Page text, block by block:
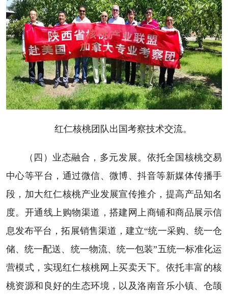
红仁核桃团队出国考察技术交流。
（四）业态融合，多元发展。依托全国核桃交易
中心等平台，通过微信、微博、抖音等新媒体传播手
段，加大红仁核桃产业发展宣传推介，提高产品知名
度。开通线上购物渠道，搭建网上商铺和商品展示信
息发布平台，拓展销售渠道，建立“统一采购、统一仓
储、统一配送、统一物流、统一包装”五统一标准化运
营模式，实现红仁核桃网上买卖天下。依托丰富的核
桃资源和良好的生态环境，以及洛南音乐小镇、仓颉